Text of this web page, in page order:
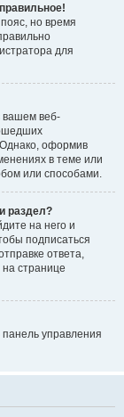
но время
для
вашем веб-
оформив
в теме или
или способами.
раздел?
на него и
подписаться
ответа,
странице
управления